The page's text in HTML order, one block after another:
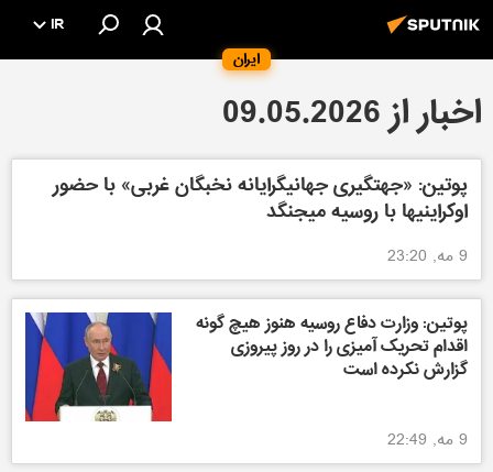
ایران
IR
اخبار از 09.05.2026
پوتین: «جهتگیری جهانیگرایانه نخبگان غربی» با حضور
اوکراینیها با روسیه میجنگد
9 مه, 23:20
پوتين: وزارت دفاع روسیه هنوز هیچ گونه
اقدام تحریک آمیزی را در روز پیروزی
گزارش نکرده است
9 مه, 22:49